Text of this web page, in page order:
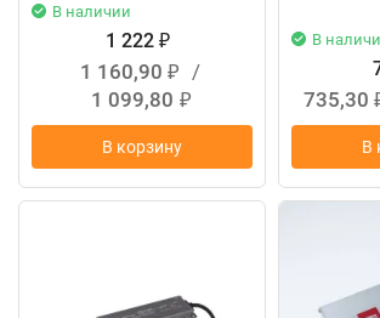
В наличии
1 222 ₽
1 160,90 ₽
/
1 099,80 ₽
В корзину
В
735,30
В